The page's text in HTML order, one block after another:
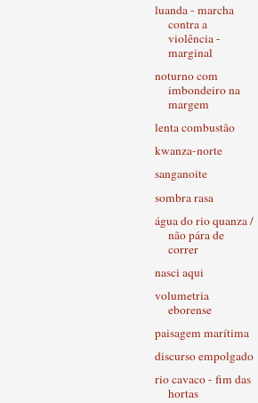
luanda - marcha
contra a
violência -
marginal
noturno com
imbondeiro na
margem
lenta combustão
kwanza-norte
sanganoite
sombra rasa
água do rio quanza /
não pára de
correr
nasci aqui
volumetria
eborense
paisagem marítima
discurso empolgado
rio cavaco - fim das
hortas